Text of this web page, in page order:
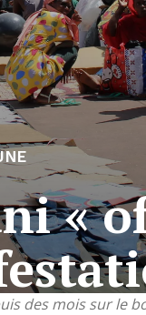
des mois sur le
«